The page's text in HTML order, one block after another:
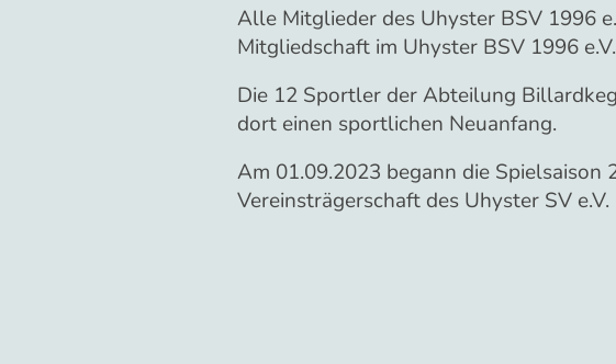
Alle Mitglieder des Uhyster BSV 1996
Mitgliedschaft im Uhyster BSV 1996 e.V.
Die 12 Sportler der Abteilung
dort einen sportlichen Neuanfang.
Am 01.09.2023 begann die
Vereinsträgerschaft des Uhyster SV